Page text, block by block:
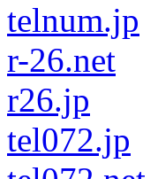
telnum.jp
r-26.net
r26.jp
tel072.jp